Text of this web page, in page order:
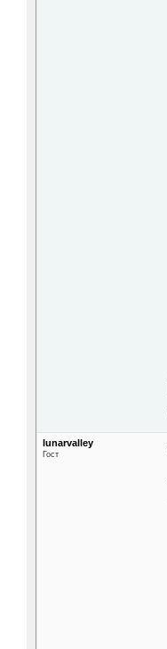
lunarvalley
Гост